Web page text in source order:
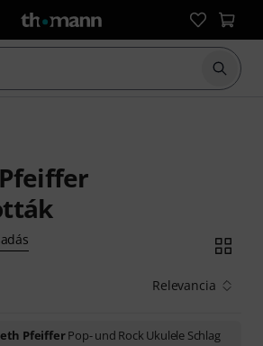
Relevancia
PfeifferPop- und Rock Ukulele Schlag